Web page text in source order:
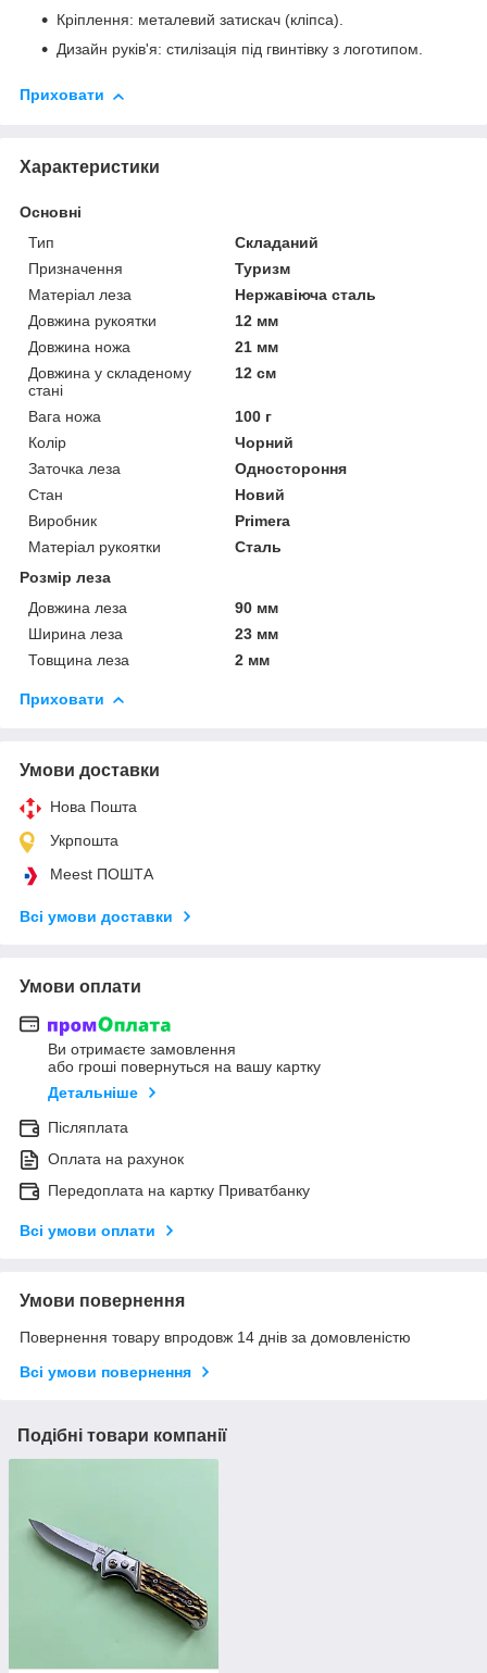
Кріплення: металевий затискач (кліпса).
Дизайн руків'я: стилізація під гвинтівку з логотипом.
Приховати
Характеристики
Основні
Тип
Складаний
Призначення
Туризм
Матеріал леза
Нержавіюча сталь
Довжина рукоятки
12 мм
Довжина ножа
21 мм
Довжина у складеному
стані
12 см
Вага ножа
100 г
Колір
Чорний
Заточка леза
Одностороння
Стан
Новий
Виробник
Primera
Матеріал рукоятки
Сталь
Розмір леза
Довжина леза
90 мм
Ширина леза
23 мм
Товщина леза
2 мм
Приховати
Умови доставки
Нова Пошта
Укрпошта
Meest ПОШТА
Всі умови доставки
Умови оплати
Ви отримаєте замовлення
або гроші повернуться на вашу картку
Детальніше
Післяплата
Оплата на рахунок
Передоплата на картку Приватбанку
Всі умови оплати
Умови повернення
Повернення товару впродовж 14 днів за домовленістю
Всі умови повернення
Подібні товари компанії